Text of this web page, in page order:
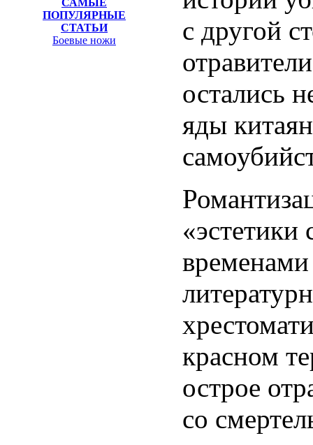
САМЫЕ
ПОПУЛЯРНЫЕ
СТАТЬИ
Боевые ножи
с другой
остались
яды
«эстетики
красном
острое
со